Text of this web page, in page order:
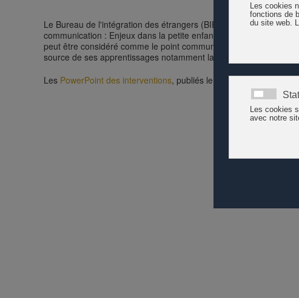
Le Bureau de l'intégration des étrangers (BIE du canton de
communication : Enjeux dans la petite enfance ». L'importance
peut être considéré comme le point commun à toutes les
source de ses apprentissages notamment langagiers.
Les PowerPoint des interventions, publiés le 3 octobre 2019,